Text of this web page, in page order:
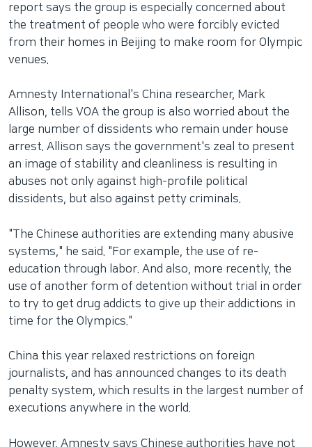
report says the group is especially concerned about
the treatment of people who were forcibly evicted
from their homes in Beijing to make room for Olympic
venues.
Amnesty International's China researcher, Mark
Allison, tells VOA the group is also worried about the
large number of dissidents who remain under house
arrest. Allison says the government's zeal to present
an image of stability and cleanliness is resulting in
abuses not only against high-profile political
dissidents, but also against petty criminals.
"The Chinese authorities are extending many abusive
systems," he said. "For example, the use of re-
education through labor. And also, more recently, the
use of another form of detention without trial in order
to try to get drug addicts to give up their addictions in
time for the Olympics."
China this year relaxed restrictions on foreign
journalists, and has announced changes to its death
penalty system, which results in the largest number of
executions anywhere in the world.
However, Amnesty says Chinese authorities have not